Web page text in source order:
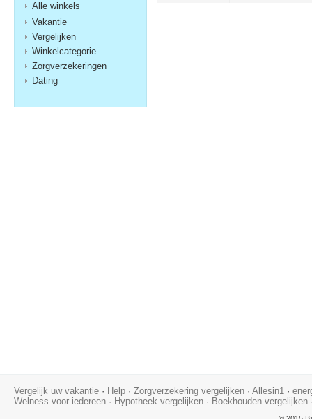
Alle winkels
Vakantie
Vergelijken
Winkelcategorie
Zorgverzekeringen
Dating
Vergelijk uw vakantie · Help · Zorgverzekering vergelijken · Allesin1 ·
Welness voor iedereen· Hypotheek vergelijken· Boekhouden vergelijken